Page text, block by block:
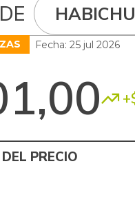
Fecha: 25 jul 2026
PRECIO